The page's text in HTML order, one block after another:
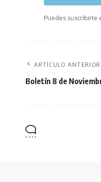
Puedes suscribirte
ARTÍCULO ANTERIOR
Boletín 8 de